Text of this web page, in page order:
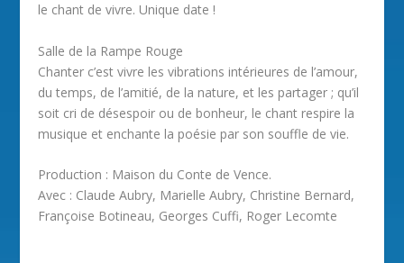
le chant de vivre. Unique date !
Salle de la Rampe Rouge
Chanter c’est vivre les vibrations intérieures de l’amour,
du temps, de l’amitié, de la nature, et les partager ; qu’il
soit cri de désespoir ou de bonheur, le chant respire la
musique et enchante la poésie par son souffle de vie.
Production : Maison du Conte de Vence.
Avec : Claude Aubry, Marielle Aubry, Christine Bernard,
Françoise Botineau, Georges Cuffi, Roger Lecomte